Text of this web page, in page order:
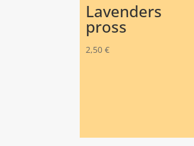
Lavenders
pross
2,50€